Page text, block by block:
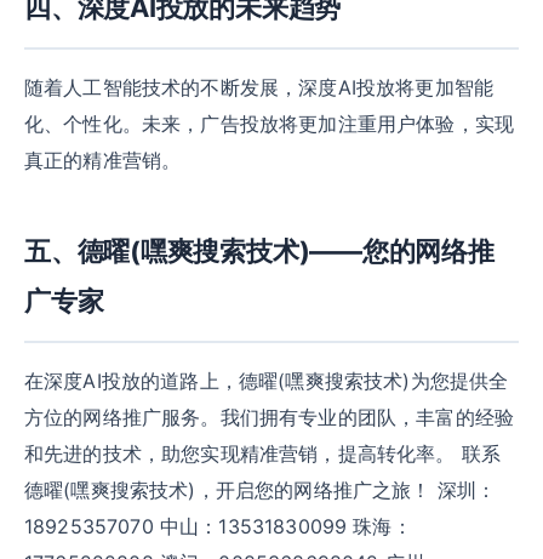
四、深度AI投放的未来趋势
随着人工智能技术的不断发展，深度AI投放将更加智能
化、个性化。未来，广告投放将更加注重用户体验，实现
真正的精准营销。
五、德曜(嘿爽搜索技术)——您的网络推
广专家
在深度AI投放的道路上，德曜(嘿爽搜索技术)为您提供全
方位的网络推广服务。我们拥有专业的团队，丰富的经验
和先进的技术，助您实现精准营销，提高转化率。 联系
德曜(嘿爽搜索技术)，开启您的网络推广之旅！ 深圳：
18925357070 中山：13531830099 珠海：